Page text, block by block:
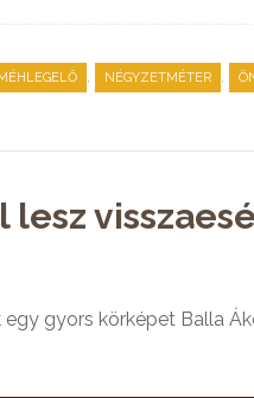
, NÉGYZETMÉTER ,
gyors körképet Balla